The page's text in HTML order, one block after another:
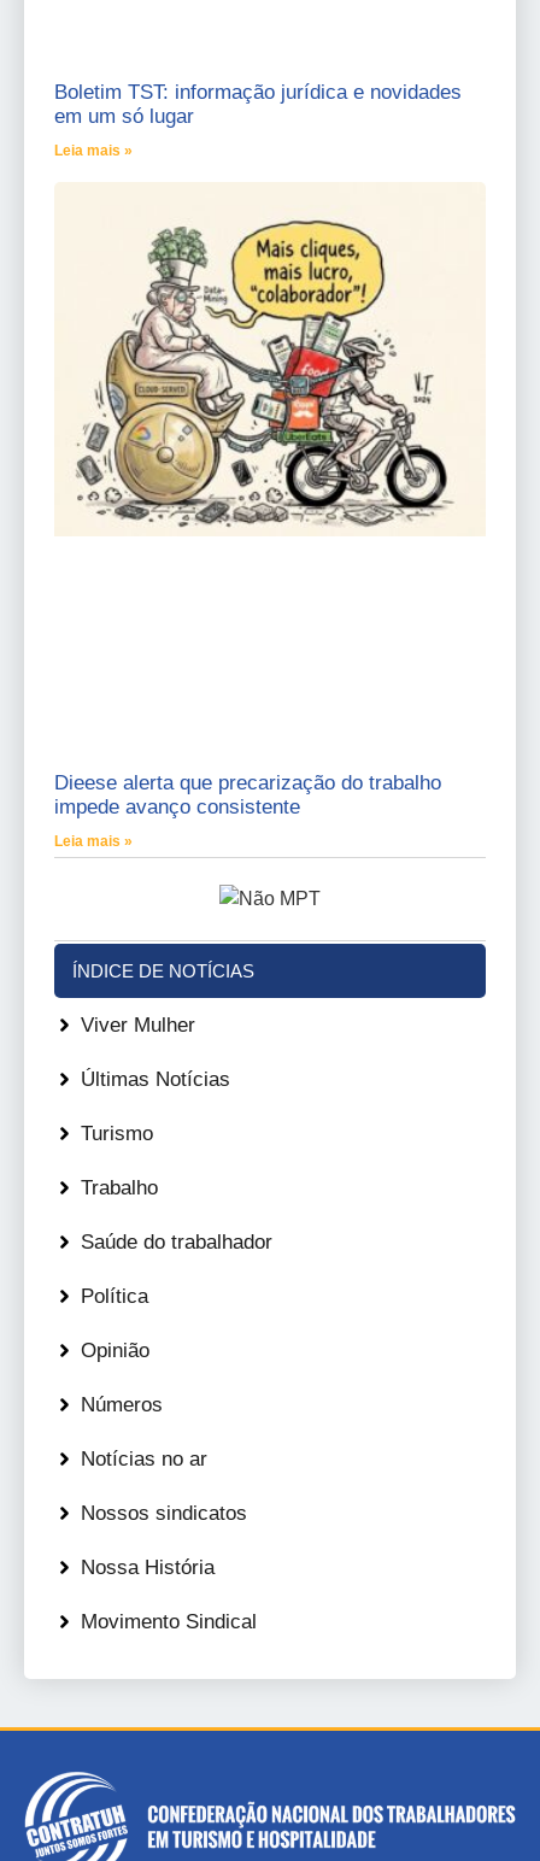
Boletim TST: informação jurídica e novidades
em um só lugar
Leia mais »
Dieese alerta que precarização do trabalho
impede avanço consistente
Leia mais »
ÍNDICE DE NOTÍCIAS
Viver Mulher
Últimas Notícias
Turismo
Trabalho
Saúde do trabalhador
Política
Opinião
Números
Notícias no ar
Nossos sindicatos
Nossa História
Movimento Sindical